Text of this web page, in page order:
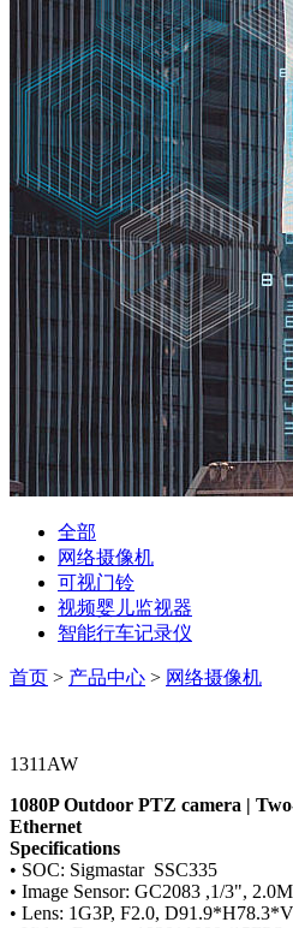
全部
网络摄像机
可视门铃
视频婴儿监视器
智能行车记录仪
首页 > 产品中心 > 网络摄像机
1311AW
1080P Outdoor PTZ camera |
Ethernet
Specifications
• SOC: Sigmastar SSC335
• Image Sensor: GC2083 ,1/3",
• Lens: 1G3P, F2.0,